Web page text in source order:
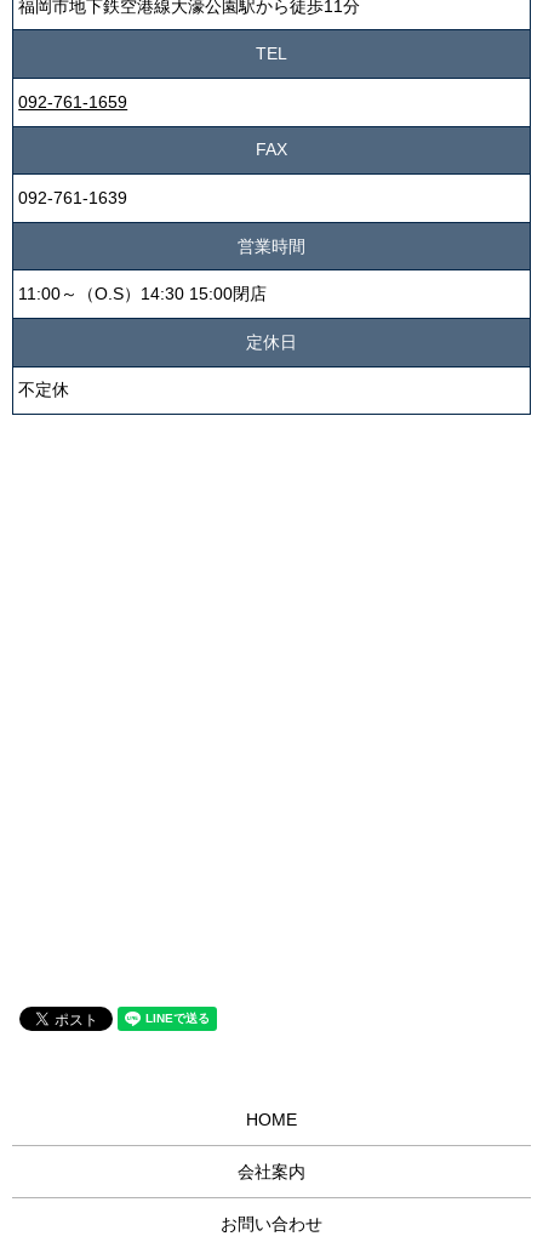
福岡市地下鉄空港線大濠公園駅から徒歩11分
TEL
092-761-1659
FAX
092-761-1639
営業時間
11:00～（O.S）14:30 15:00閉店
定休日
不定休
HOME
会社案内
お問い合わせ